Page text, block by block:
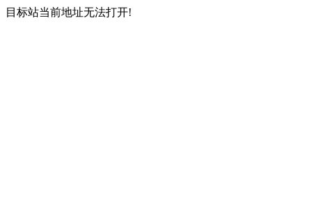
目标站当前地址无法打开!